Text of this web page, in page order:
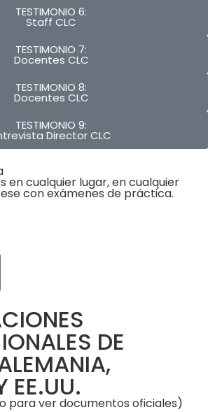
TESTIMONIO 6:
Staff CLC
TESTIMONIO 7:
Docentes CLC
TESTIMONIO 8:
Docentes CLC
TESTIMONIO 9:
Director CLC
en cualquier lugar, en cualquier
con exámenes de práctica.
DE
EE.UU.
para ver documentos oficiales)